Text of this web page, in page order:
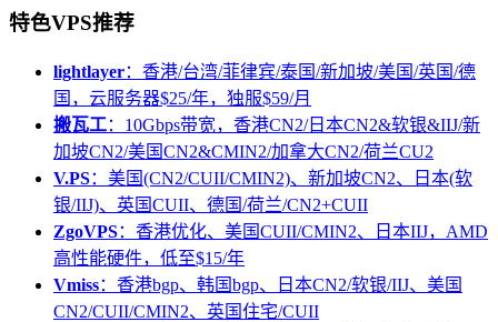
特色VPS推荐
lightlayer：香港/台湾/菲律宾/泰国/新加坡/美国/英国/德
国，云服务器$25/年，独服$59/月
搬瓦工：10Gbps带宽，香港CN2/日本CN2&软银&IIJ/新
加坡CN2/美国CN2&CMIN2/加拿大CN2/荷兰CU2
V.PS：美国(CN2/CUII/CMIN2)、新加坡CN2、日本(软
银/IIJ)、英国CUII、德国/荷兰/CN2+CUII
ZgoVPS：香港优化、美国CUII/CMIN2、日本IIJ，AMD
高性能硬件，低至$15/年
Vmiss：香港bgp、韩国bgp、日本CN2/软银/IIJ、美国
CN2/CUII/CMIN2、英国住宅/CUII